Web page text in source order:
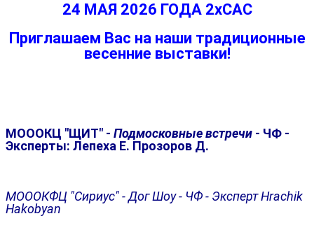
24 МАЯ 2026 ГОДА 2хCAC
Приглашаем Вас на наши традиционные
весенние выставки!
МОООКЦ "ЩИТ" - Подмосковные встречи - ЧФ -
Эксперты: Лепеха Е. Прозоров Д.
МОООКФЦ "Сириус" - Дог Шоу - ЧФ - Эксперт Hrachik
Hakobyan